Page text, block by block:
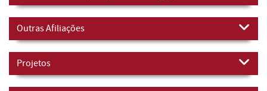
Outras Afiliações
Projetos